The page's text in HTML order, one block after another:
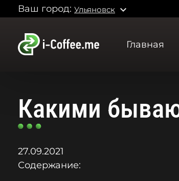
Ваш город: Ульяновск expand_more
Главная
Какими
27.09.2021
Содержание: